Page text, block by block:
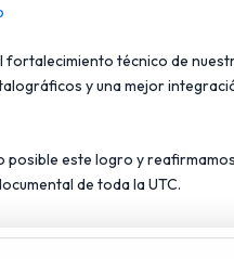
fortalecimiento técnico de
y una mejor
posible este logro y
de toda la UTC.